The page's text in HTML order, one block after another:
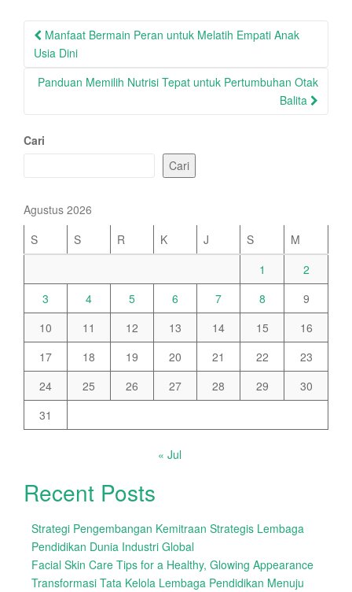
Post
navigation
Manfaat Bermain Peran untuk Melatih Empati Anak
Usia Dini
Panduan Memilih Nutrisi Tepat untuk Pertumbuhan Otak
Balita
Cari
Cari
Agustus 2026
S
S R K J S
M
1
2
3
4 5 6 7 8
9
10
11 12 13 14 15
16
17
18 19 20 21 22
23
24
25 26 27 28 29
30
31
« Jul
Recent Posts
Strategi Pengembangan Kemitraan Strategis Lembaga
Pendidikan Dunia Industri Global
Facial Skin Care Tips for a Healthy, Glowing Appearance
Transformasi Tata Kelola Lembaga Pendidikan Menuju